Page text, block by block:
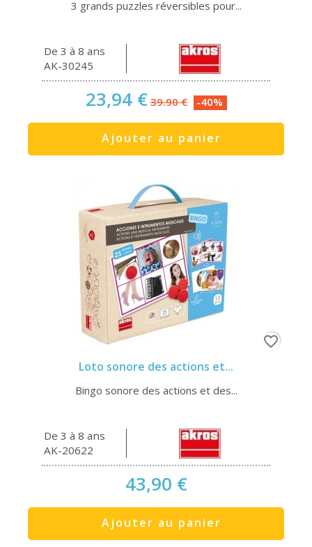
3 grands puzzles réversibles pour...
De 3 à 8 ans
AK-30245
23,94 € 39.90 € -40%
Ajouter au panier
Loto sonore des actions et...
Bingo sonore des actions et des...
De 3 à 8 ans
AK-20622
43,90 €
Ajouter au panier
favorite_border